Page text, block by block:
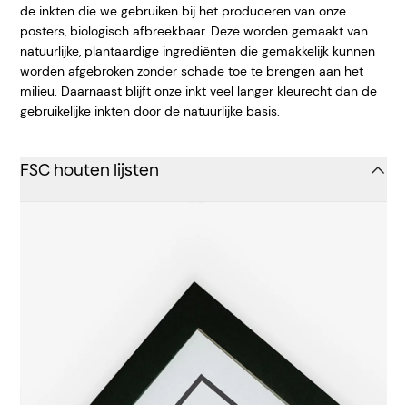
de inkten die we gebruiken bij het produceren van onze
posters, biologisch afbreekbaar. Deze worden gemaakt van
natuurlijke, plantaardige ingrediënten die gemakkelijk kunnen
worden afgebroken zonder schade toe te brengen aan het
milieu. Daarnaast blijft onze inkt veel langer kleurecht dan de
gebruikelijke inkten door de natuurlijke basis.
FSC houten lijsten